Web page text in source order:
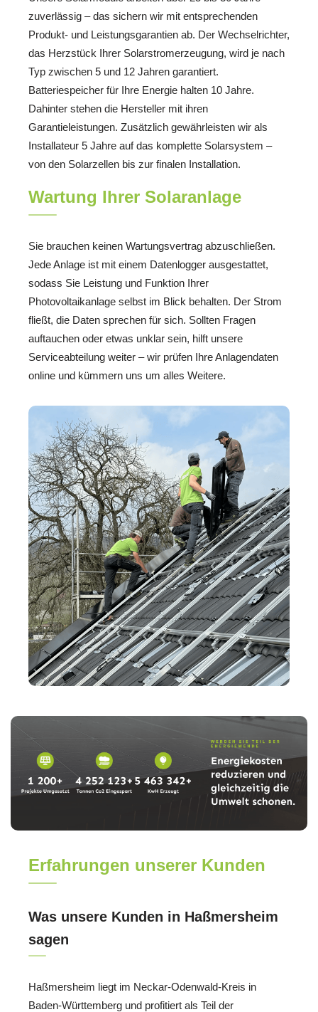
zuverlässig – das sichern wir mit entsprechenden
Produkt- und Leistungsgarantien ab. Der Wechselrichter,
das Herzstück Ihrer Solarstromerzeugung, wird je nach
Typ zwischen 5 und 12 Jahren garantiert.
Batteriespeicher für Ihre Energie halten 10 Jahre.
Dahinter stehen die Hersteller mit ihren
Garantieleistungen. Zusätzlich gewährleisten wir als
Installateur 5 Jahre auf das komplette Solarsystem –
von den Solarzellen bis zur finalen Installation.
Wartung Ihrer Solaranlage
Sie brauchen keinen Wartungsvertrag abzuschließen.
Jede Anlage ist mit einem Datenlogger ausgestattet,
sodass Sie Leistung und Funktion Ihrer
Photovoltaikanlage selbst im Blick behalten. Der Strom
fließt, die Daten sprechen für sich. Sollten Fragen
auftauchen oder etwas unklar sein, hilft unsere
Serviceabteilung weiter – wir prüfen Ihre Anlagendaten
online und kümmern uns um alles Weitere.
Erfahrungen unserer Kunden
Was unsere Kunden in Haßmersheim
sagen
Haßmersheim liegt im Neckar-Odenwald-Kreis in
Baden-Württemberg und profitiert als Teil der